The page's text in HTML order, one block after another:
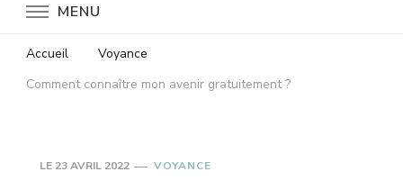
MENU
Accueil
Voyance
Comment connaître mon avenir gratuitement ?
LE 23 AVRIL 2022 VOYANCE